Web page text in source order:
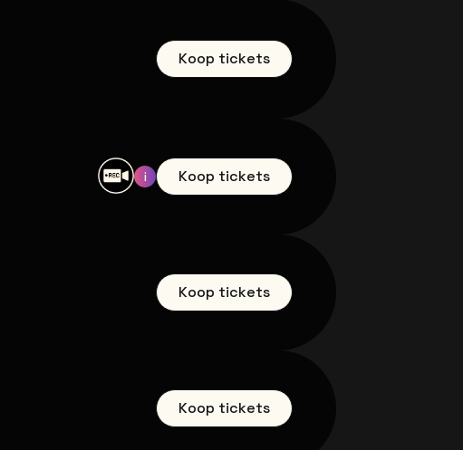
Koop tickets
Koop tickets
iMeer informatie over de iconen
Koop tickets
Koop tickets